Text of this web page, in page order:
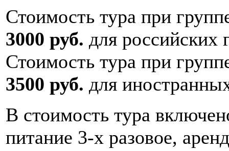
Стоимость тура при
3000 руб. для российских
Стоимость тура при
3500 руб. для
В стоимость тура
питание 3-х разовое,